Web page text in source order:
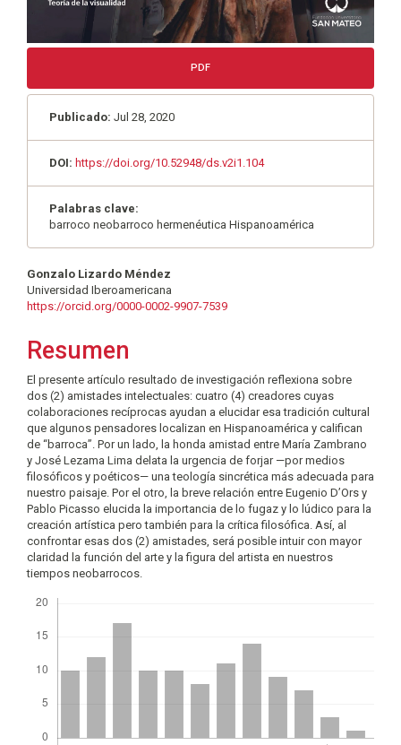
PDF
Publicado: Jul 28, 2020
DOI: https://doi.org/10.52948/ds.v2i1.104
Palabras clave:
barroco neobarroco hermenéutica Hispanoamérica
Contenido
principal
artículo
Gonzalo Lizardo Méndez
Universidad Iberoamericana
https://orcid.org/0000-0002-9907-7539
Resumen
El presente artículo resultado de investigación reflexiona sobre
dos (2) amistades intelectuales: cuatro (4) creadores cuyas
colaboraciones recíprocas ayudan a elucidar esa tradición cultural
que algunos pensadores localizan en Hispanoamérica y califican
de “barroca”. Por un lado, la honda amistad entre María Zambrano
y José Lezama Lima delata la urgencia de forjar —por medios
filosóficos y poéticos— una teología sincrética más adecuada para
nuestro paisaje. Por el otro, la breve relación entre Eugenio D’Ors y
Pablo Picasso elucida la importancia de lo fugaz y lo lúdico para la
creación artística pero también para la crítica filosófica. Así, al
confrontar esas dos (2) amistades, será posible intuir con mayor
claridad la función del arte y la figura del artista en nuestros
tiempos neobarrocos.